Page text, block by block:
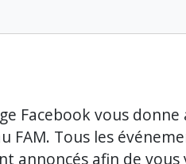
Facebook vous donne
FAM. Tous les
annoncés afin de vous